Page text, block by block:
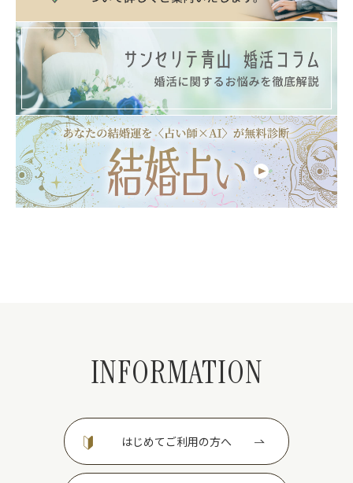
INFORMATION
はじめてご利用の方へ